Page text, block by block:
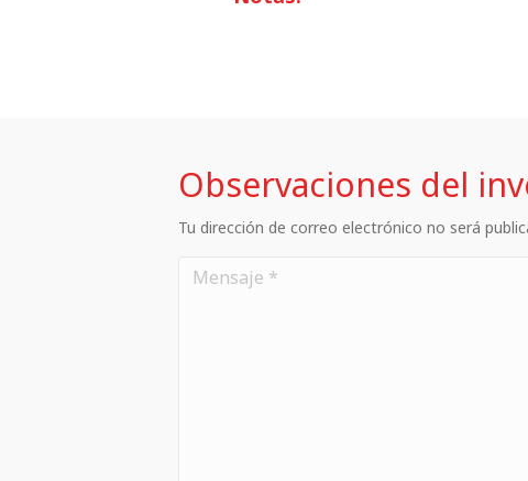
Observaciones del
Tu dirección de correo electrónico no será